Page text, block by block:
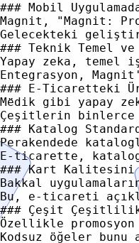
### Mobil
Magnit, "Magnit:
Gelecekteki
### Teknik Temel
Yapay zeka,
Entegrasyon,
### E-Ticaretteki
Mёdik gibi yapay
Çeşitlerin binlerce
### Katalog
Perakendede
E-ticarette,
### Kart Kalitesini
Bakkal
Bu, e-ticareti
### Çeşit Çeşitlilik
Özellikle
Kodsuz öğeler